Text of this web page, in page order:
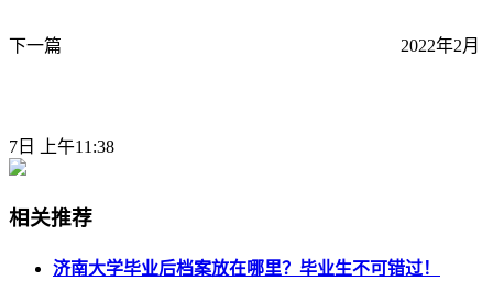
下一篇 2022年2月
7日 上午11:38
相关推荐
济南大学毕业后档案放在哪里？毕业生不可错过！